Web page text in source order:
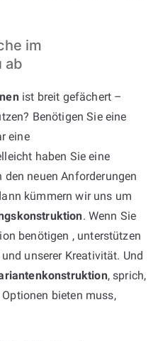
im
ab
ist breit gefächert –
Benötigen Sie eine
eine
haben Sie eine
neuen Anforderungen
kümmern wir uns um
. Wenn Sie
benötigen , unterstützen
und unserer Kreativität. Und
, sprich,
bieten muss,